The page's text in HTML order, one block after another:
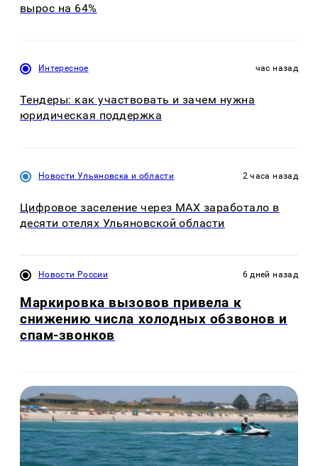
вырос на 64%
Интересное час назад
Тендеры: как участвовать и зачем нужна
юридическая поддержка
Новости Ульяновска и области 2 часа назад
Цифровое заселение через MAX заработало в
десяти отелях Ульяновской области
Новости России 6 дней назад
Маркировка вызовов привела к
снижению числа холодных обзвонов и
спам-звонков